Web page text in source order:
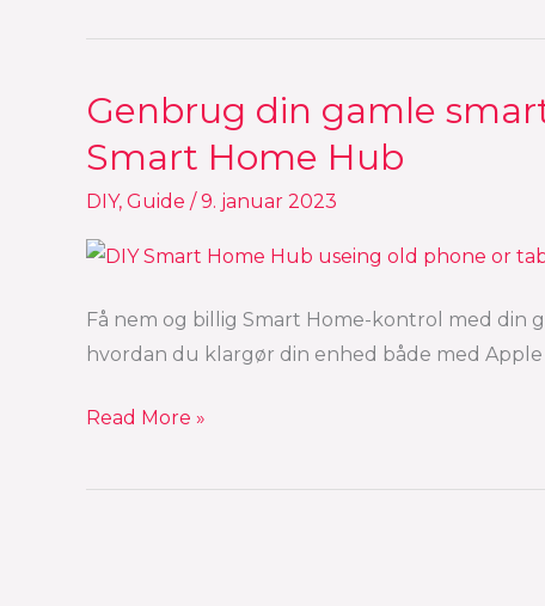
Genbrug din gamle
Smart Home Hub
DIY, Guide /9. januar 2023
Få nem og billig Smart Home-kontrol med din
hvordan du klargør din enhed både med Apple
Genbrug
gamle
smartphone
el.
som
en
Home
Read More »